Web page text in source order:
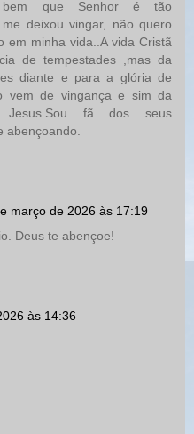
bem que Senhor é tão
deixou vingar, não quero
em minha vida..A vida Cristã
de tempestades ,mas da
diante e para a glória de
vem de vingança e sim da
Jesus.Sou fã dos seus
abençoando.
março de 2026 às 17:19
Deus te abençoe!
às 14:36